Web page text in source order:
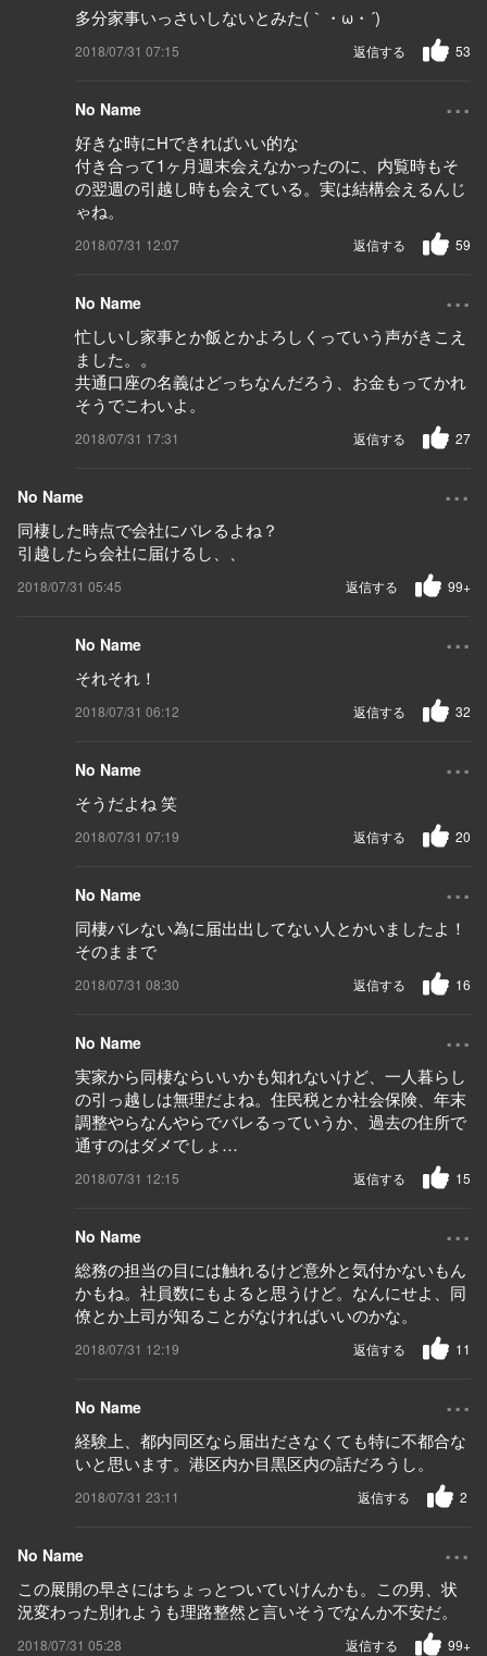
多分家事いっさいしないとみた(｀・ω・´)
2018/07/31 07:15 53
返信する
No Name ...
好きな時にHできればいい的な
付き合って1ヶ月週末会えなかったのに、内覧時もそ
の翌週の引越し時も会えている。実は結構会えるんじ
ゃね。
2018/07/31 12:07 59
返信する
No Name ...
忙しいし家事とか飯とかよろしくっていう声がきこえ
ました。。
共通口座の名義はどっちなんだろう、お金もってかれ
そうでこわいよ。
2018/07/31 17:31 27
返信する
No Name ...
同棲した時点で会社にバレるよね？
引越したら会社に届けるし、、
2018/07/31 05:45 99+
返信する
No Name ...
それそれ！
2018/07/31 06:12 32
返信する
No Name ...
そうだよね 笑
2018/07/31 07:19 20
返信する
No Name ...
同棲バレない為に届出出してない人とかいましたよ！
そのままで
2018/07/31 08:30 16
返信する
No Name ...
実家から同棲ならいいかも知れないけど、一人暮らし
の引っ越しは無理だよね。住民税とか社会保険、年末
調整やらなんやらでバレるっていうか、過去の住所で
通すのはダメでしょ…
2018/07/31 12:15 15
返信する
No Name ...
総務の担当の目には触れるけど意外と気付かないもん
かもね。社員数にもよると思うけど。なんにせよ、同
僚とか上司が知ることがなければいいのかな。
2018/07/31 12:19 11
返信する
No Name ...
経験上、都内同区なら届出ださなくても特に不都合な
いと思います。港区内か目黒区内の話だろうし。
2018/07/31 23:11 2
返信する
No Name ...
この展開の早さにはちょっとついていけんかも。この男、状
況変わった別れようも理路整然と言いそうでなんか不安だ。
2018/07/31 05:28 99+
返信する